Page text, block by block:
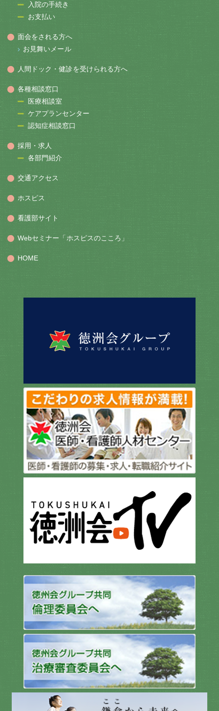
入院の手続き
お支払い
面会をされる方へ
お見舞いメール
人間ドック・健診を受けられる方へ
各種相談窓口
医療相談室
ケアプランセンター
認知症相談窓口
採用・求人
各部門紹介
交通アクセス
ホスピス
看護部サイト
Webセミナー「ホスピスのこころ」
HOME